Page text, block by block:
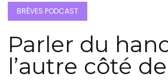
BRÈVES PODCAST
Parler du
l’autre côté